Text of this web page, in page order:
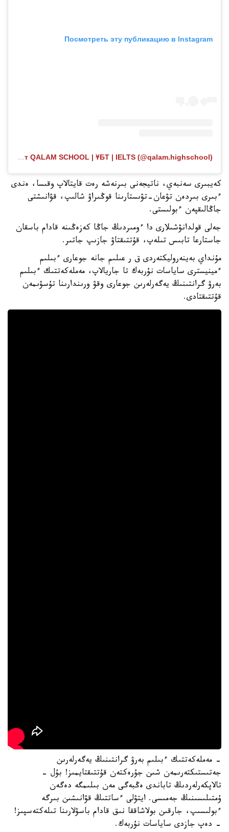
Посмотреть эту публикацию в Instagram
Публикация от QALAM SCHOOL | ҰБТ | IELTS (@qalam.highschool)
كەيبىرى سەنبەي، ناتيجەنى بىرنەشە رەت قايتالاپ وقىسا، ەندى
ءبىرى بىردەن تۋعان-تۋىستارىنا قوڭىراۋ شالىپ، قۋانىشتى
جاڭالىقپەن ءبولىستى.
جەلى قولدانۋشىلارى دا ءومىردىڭ جاڭا كەزەڭىنە قادام باسقان
جاستارعا تابىس تىلەپ، قۇتتىقتاۋ جازىپ جاتىر.
مۇنداي بەينەروليكتەردى ق ر عىلىم جانە جوعارى ءبىلىم
ءمينيسترى ساياسات نۇربەك تا جاريالاپ، مەملەكەتتىك ءبىلىم
بەرۋ گرانتىنىڭ يەگەرلەرىن جوعارى وقۋ ورىندارىنا تۇسۋىمەن
قۇتتىقتادى.
- مەملەكەتتىك ءبىلىم بەرۋ گرانتىنىڭ يەگەرلەرىن
جەتىستىكتەرىمەن شىن جۇرەكتەن قۇتتىقتايمىز! بۇل -
تالاپكەرلەردىڭ تاباندى ەڭبەگى مەن بىلىمگە دەگەن
ۇمتىلىسىنىڭ جەمىسى. ايتۋلى ءساتتىڭ قۋانىشىن بىرگە
ءبولىسىپ، جارقىن بولاشاققا نىق قادام باسۋلارىنا تىلەكتەسپىز!
- دەپ جازدى ساياسات نۇربەك.